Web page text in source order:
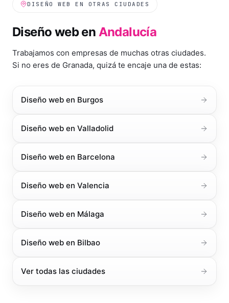
DISEÑO WEB EN OTRAS CIUDADES
Diseño web en Andalucía
Trabajamos con empresas de muchas otras ciudades.
Si no eres de Granada, quizá te encaje una de estas:
Diseño web en Burgos
Diseño web en Valladolid
Diseño web en Barcelona
Diseño web en Valencia
Diseño web en Málaga
Diseño web en Bilbao
Ver todas las ciudades